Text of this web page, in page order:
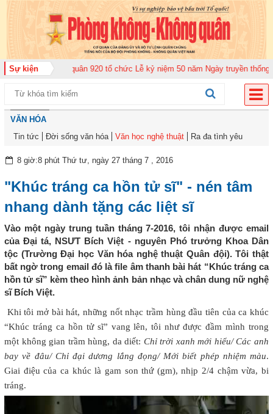
Sự kiện
đoàn Không quân 920 tổ chức Lễ kỷ niệm 50 năm Ngày truyền thống (12-
VĂN HÓA
Tin tức
Đời sống văn hóa Văn học nghệ thuật Ra đa tình yêu
8 giờ:8 phút Thứ tư, ngày 27 tháng 7 , 2016
"Khúc tráng ca hồn tử sĩ" - nén tâm
nhang dành tặng các liệt sĩ
Vào một ngày trung tuần tháng 7-2016, tôi nhận được email
của Đại tá, NSƯT Bích Việt - nguyên Phó trưởng Khoa Dân
tộc (Trường Đại học Văn hóa nghệ thuật Quân đội). Tôi thật
bất ngờ trong email đó là file âm thanh bài hát “Khúc tráng ca
hồn tử sĩ” kèm theo hình ảnh bản nhạc và chân dung nữ nghệ
sĩ Bích Việt.
Khi tôi mở bài hát, những nốt nhạc trầm hùng đầu tiên của ca khúc
“Khúc tráng ca hồn tử sĩ” vang lên, tôi như được đầm mình trong
một không gian trầm hùng, da diết: Chỉ trời xanh mới hiểu/ Các anh
bay về đâu/ Chỉ đại dương lắng đọng/ Mới biết phép nhiệm màu.
Giai điệu của ca khúc là gam son thứ (gm), nhịp 2/4 chậm vừa, bi
tráng.